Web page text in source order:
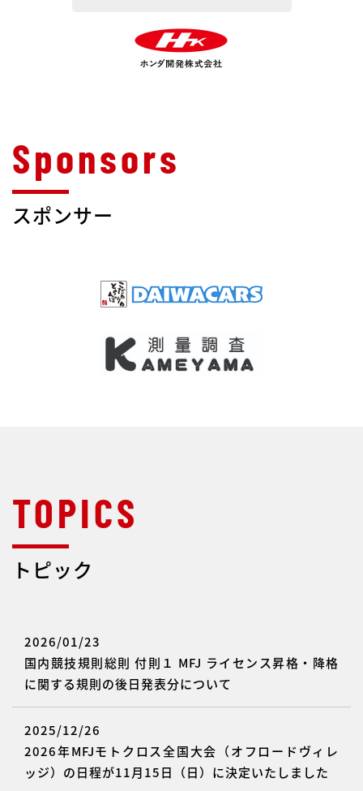
スポンサー
トピック
2026/01/23
国内競技規則総則 付則１ MFJ ライセンス昇格・降格
に関する規則の後日発表分について
2025/12/26
2026年MFJモトクロス全国大会（オフロードヴィレ
ッジ）の日程が11月15日（日）に決定いたしました